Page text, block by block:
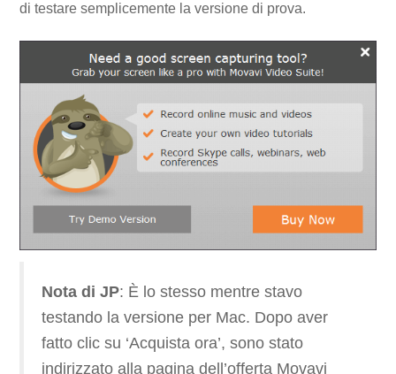
di testare semplicemente la versione di prova.
Nota di JP: È lo stesso mentre stavo
testando la versione per Mac. Dopo aver
fatto clic su ‘Acquista ora’, sono stato
indirizzato alla pagina dell’offerta Movavi